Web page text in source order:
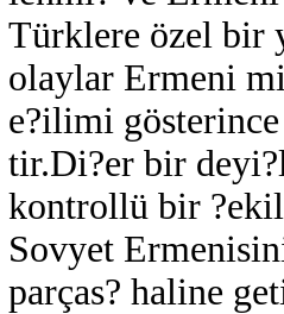
Türklere özel bir
olaylar Ermeni
e?ilimi
tir.Di?er bir
kontrollü bir
Sovyet
parças? haline